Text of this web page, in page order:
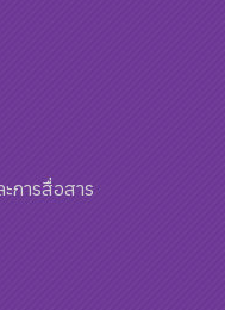
การสื่อสาร